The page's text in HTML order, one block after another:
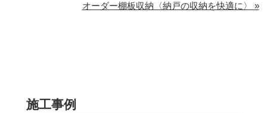
オーダー棚板収納〈納戸の収納を快適に〉 »
施工事例